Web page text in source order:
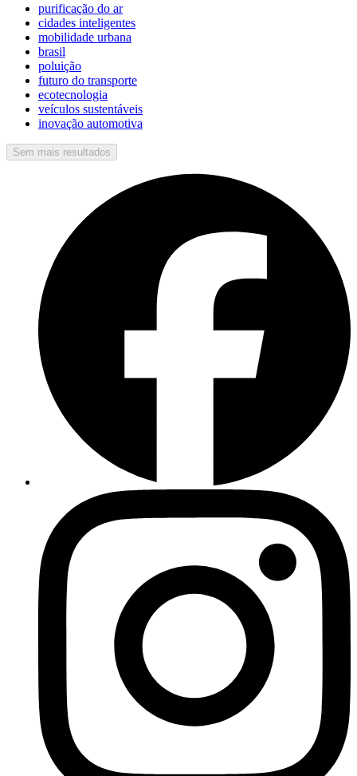
purificação do ar
cidades inteligentes
mobilidade urbana
brasil
poluição
futuro do transporte
ecotecnologia
veículos sustentáveis
inovação automotiva
Sem mais resultados